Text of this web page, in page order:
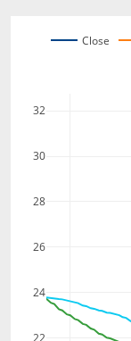
22
24
26
28
30
32
Close